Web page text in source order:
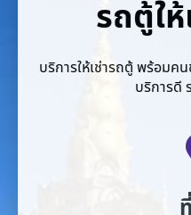
บริการให้เช่ารถตู้ พร้อม
บ้านเลขที่ 51 70 หมู่ 9 ต